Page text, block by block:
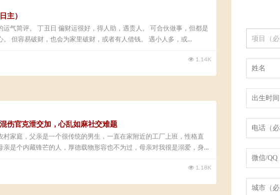
主）
运气简评。 丁丑日 偏财运很好，得人助，遇贵人。 可合伙做事，但都是
。 但容易破财，也会为家里破财，或者有人借钱。 遇小人多，或...
1.14K
伤官克泄交加，心乱如麻社交难题
村家庭，父亲是一个很传统的男生，一直在家附近的工厂上班，性格直
亲是个内藏锋芒的人，厚德载物形容也不为过，母亲对我很是溺爱，身为
1.18K